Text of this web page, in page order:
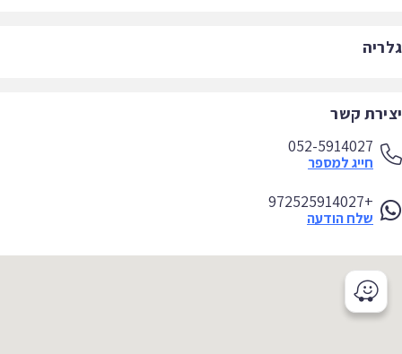
קשר
052-5914027
חייג למספר
+972525914027
שלח הודעה